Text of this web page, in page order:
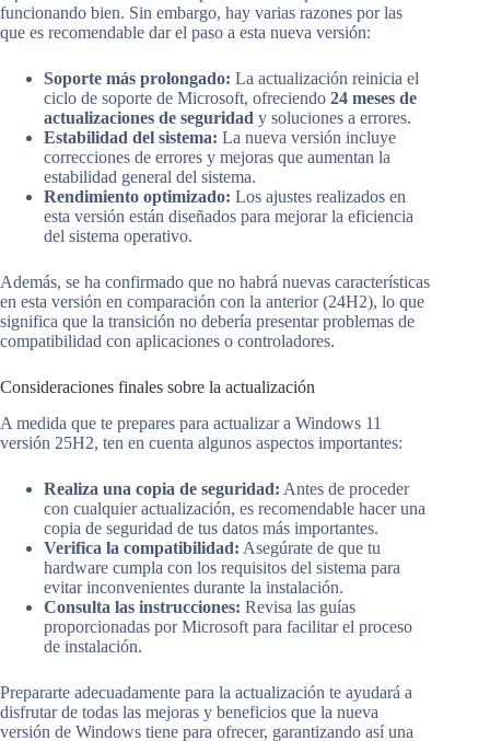
funcionando bien. Sin embargo, hay varias razones por las
que es recomendable dar el paso a esta nueva versión:
Soporte más prolongado: La actualización reinicia el
ciclo de soporte de Microsoft, ofreciendo 24 meses de
actualizaciones de seguridad y soluciones a errores.
Estabilidad del sistema: La nueva versión incluye
correcciones de errores y mejoras que aumentan la
estabilidad general del sistema.
Rendimiento optimizado: Los ajustes realizados en
esta versión están diseñados para mejorar la eficiencia
del sistema operativo.
Además, se ha confirmado que no habrá nuevas características
en esta versión en comparación con la anterior (24H2), lo que
significa que la transición no debería presentar problemas de
compatibilidad con aplicaciones o controladores.
Consideraciones finales sobre la actualización
A medida que te prepares para actualizar a Windows 11
versión 25H2, ten en cuenta algunos aspectos importantes:
Realiza una copia de seguridad: Antes de proceder
con cualquier actualización, es recomendable hacer una
copia de seguridad de tus datos más importantes.
Verifica la compatibilidad: Asegúrate de que tu
hardware cumpla con los requisitos del sistema para
evitar inconvenientes durante la instalación.
Consulta las instrucciones: Revisa las guías
proporcionadas por Microsoft para facilitar el proceso
de instalación.
Prepararte adecuadamente para la actualización te ayudará a
disfrutar de todas las mejoras y beneficios que la nueva
versión de Windows tiene para ofrecer, garantizando así una